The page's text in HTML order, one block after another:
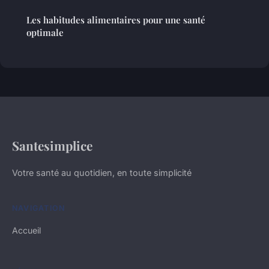
Les habitudes alimentaires pour une santé
optimale
Santesimplice
Votre santé au quotidien, en toute simplicité
NAVIGATION
Accueil